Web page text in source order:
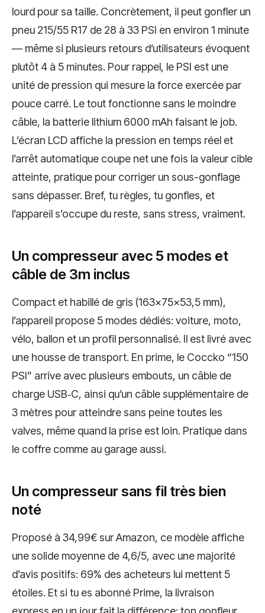
lourd pour sa taille. Concrètement, il peut gonfler un
pneu 215/55 R17 de 28 à 33 PSI en environ 1 minute
— même si plusieurs retours d’utilisateurs évoquent
plutôt 4 à 5 minutes. Pour rappel, le PSI est une
unité de pression qui mesure la force exercée par
pouce carré. Le tout fonctionne sans le moindre
câble, la batterie lithium 6000 mAh faisant le job.
L’écran LCD affiche la pression en temps réel et
l’arrêt automatique coupe net une fois la valeur cible
atteinte, pratique pour corriger un sous-gonflage
sans dépasser. Bref, tu règles, tu gonfles, et
l’appareil s’occupe du reste, sans stress, vraiment.
Un compresseur avec 5 modes et
câble de 3m inclus
Compact et habillé de gris (163×75×53,5 mm),
l’appareil propose 5 modes dédiés: voiture, moto,
vélo, ballon et un profil personnalisé. Il est livré avec
une housse de transport. En prime, le Coccko “150
PSI” arrive avec plusieurs embouts, un câble de
charge USB‑C, ainsi qu’un câble supplémentaire de
3 mètres pour atteindre sans peine toutes les
valves, même quand la prise est loin. Pratique dans
le coffre comme au garage aussi.
Un compresseur sans fil très bien
noté
Proposé à 34,99€ sur Amazon, ce modèle affiche
une solide moyenne de 4,6/5, avec une majorité
d’avis positifs: 69% des acheteurs lui mettent 5
étoiles. Et si tu es abonné Prime, la livraison